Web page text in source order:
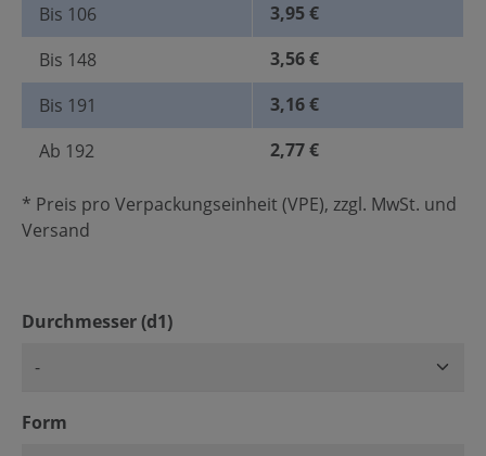
Bis 106
3,95 €
Bis 148
3,56 €
Bis 191
3,16 €
Ab 192 2,77 €
* Preis pro Verpackungseinheit (VPE), zzgl. MwSt. und
Versand
Durchmesser (d1)auswählen
Form